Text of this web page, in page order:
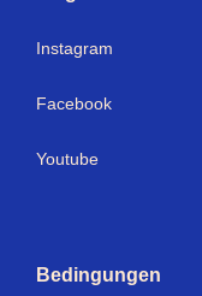
Instagram
Facebook
Youtube
Bedingungen